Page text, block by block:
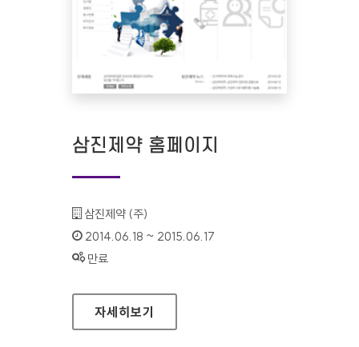
삼진제약 홈페이지
기관명 :
삼진제약 (주)
인증기간 :
2014.06.18 ~ 2015.06.17
상태 :
만료
삼진제약 홈페이지
자세히보기